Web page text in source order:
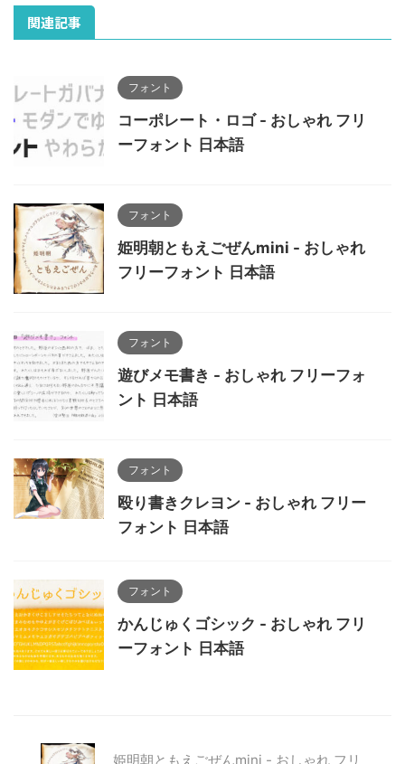
関連記事
フォント
コーポレート・ロゴ - おしゃれ フリ
ーフォント 日本語
フォント
姫明朝ともえごぜんmini - おしゃれ
フリーフォント 日本語
フォント
遊びメモ書き - おしゃれ フリーフォ
ント 日本語
フォント
殴り書きクレヨン - おしゃれ フリー
フォント 日本語
フォント
かんじゅくゴシック - おしゃれ フリ
ーフォント 日本語
姫明朝ともえごぜんmini - おしゃれ フリ